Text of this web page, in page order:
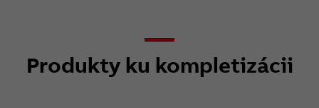
Produkty ku kompletizácii